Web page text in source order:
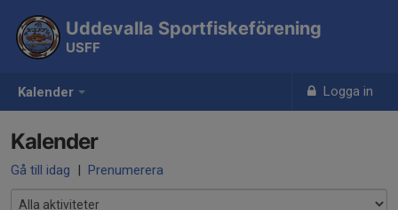
Kalender Logga in
Uddevalla Sportfiskeförening
USFF
Kalender
Gå till idag | Prenumerera